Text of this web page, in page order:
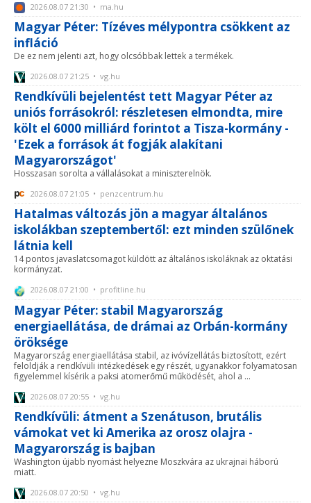
2026.08.07 21:30 • ma.hu
Magyar Péter: Tízéves mélypontra csökkent az
infláció
De ez nem jelenti azt, hogy olcsóbbak lettek a termékek.
2026.08.07 21:25 • vg.hu
Rendkívüli bejelentést tett Magyar Péter az
uniós forrásokról: részletesen elmondta, mire
költ el 6000 milliárd forintot a Tisza-kormány -
'Ezek a források át fogják alakítani
Magyarországot'
Hosszasan sorolta a vállalásokat a miniszterelnök.
2026.08.07 21:05 • penzcentrum.hu
Hatalmas változás jön a magyar általános
iskolákban szeptembertől: ezt minden szülőnek
látnia kell
14 pontos javaslatcsomagot küldött az általános iskoláknak az oktatási
kormányzat.
2026.08.07 21:00 • profitline.hu
Magyar Péter: stabil Magyarország
energiaellátása, de drámai az Orbán-kormány
öröksége
Magyarország energiaellátása stabil, az ivóvízellátás biztosított, ezért
feloldják a rendkívüli intézkedések egy részét, ugyanakkor folyamatosan
figyelemmel kísérik a paksi atomerőmű működését, ahol a ...
2026.08.07 20:55 • vg.hu
Rendkívüli: átment a Szenátuson, brutális
vámokat vet ki Amerika az orosz olajra -
Magyarország is bajban
Washington újabb nyomást helyezne Moszkvára az ukrajnai háború
miatt.
2026.08.07 20:50 • vg.hu